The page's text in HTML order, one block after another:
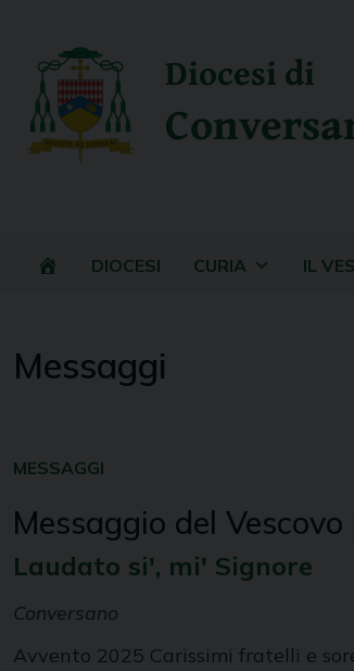
content
Diocesi di
DIOCESI CURIA IL
Messaggi
MESSAGGI
Messaggio del
Laudato si', mi' Signore
Conversano
Avvento 2025 Carissimi fratelli e